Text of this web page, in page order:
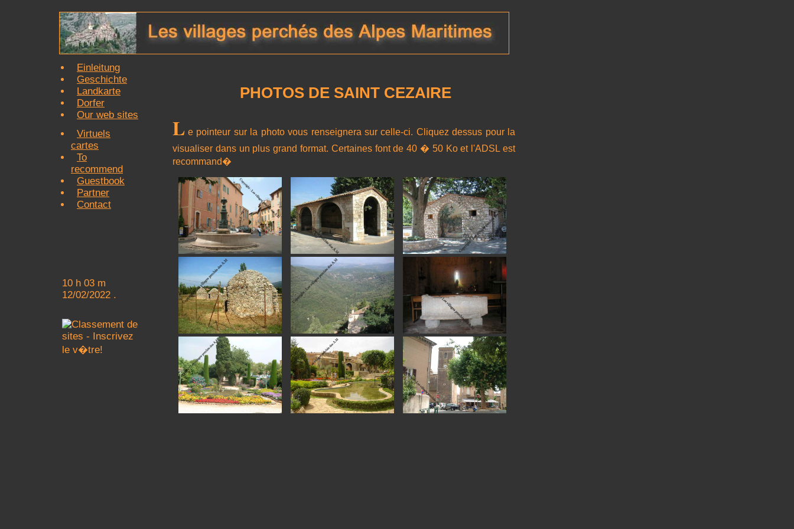
Einleitung
Geschichte
Landkarte
Dorfer
Our web sites
Virtuels
cartes
To
recommend
Guestbook
Partner
Contact
10 h 03 m
12/02/2022 .
PHOTOS DE SAINT CEZAIRE
L e pointeur sur la photo vous renseignera sur celle-ci. Cliquez dessus pour la
visualiser dans un plus grand format. Certaines font de 40 � 50 Ko et l'ADSL est
recommand�